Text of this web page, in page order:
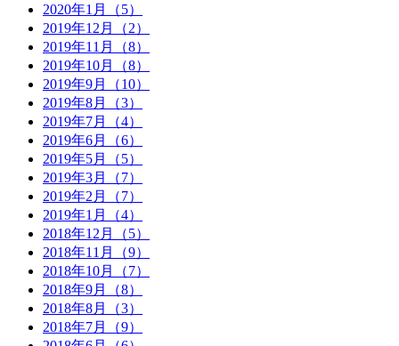
2020年1月（5）
2019年12月（2）
2019年11月（8）
2019年10月（8）
2019年9月（10）
2019年8月（3）
2019年7月（4）
2019年6月（6）
2019年5月（5）
2019年3月（7）
2019年2月（7）
2019年1月（4）
2018年12月（5）
2018年11月（9）
2018年10月（7）
2018年9月（8）
2018年8月（3）
2018年7月（9）